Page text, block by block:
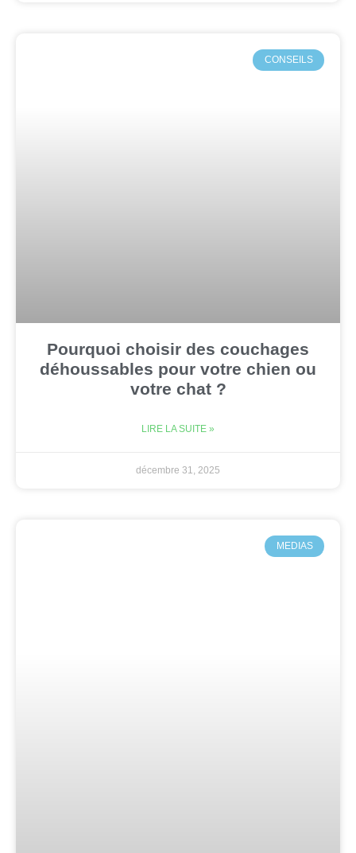
CONSEILS
Pourquoi choisir des couchages
déhoussables pour votre chien ou
votre chat ?
LIRE LA SUITE »
décembre 31, 2025
MEDIAS